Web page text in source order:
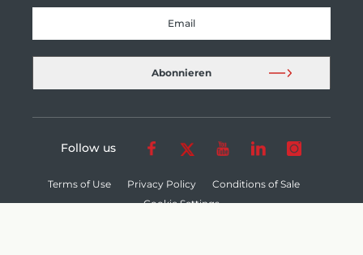
Terms of Use Privacy Policy
Conditions of Sale
Cookie Settings
Follow us